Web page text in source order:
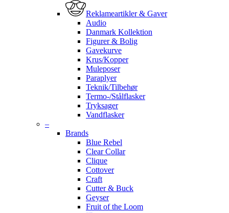
Reklameartikler & Gaver
Audio
Danmark Kollektion
Figurer & Bolig
Gavekurve
Krus/Kopper
Muleposer
Paraplyer
Teknik/Tilbehør
Termo-/Stålflasker
Tryksager
Vandflasker
–
Brands
Blue Rebel
Clear Collar
Clique
Cottover
Craft
Cutter & Buck
Geyser
Fruit of the Loom